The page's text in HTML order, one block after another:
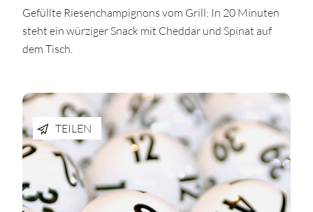
Gefüllte Riesenchampignons vom Grill: In 20 Minuten
steht ein würziger Snack mit Cheddar und Spinat auf
dem Tisch.
TEILEN